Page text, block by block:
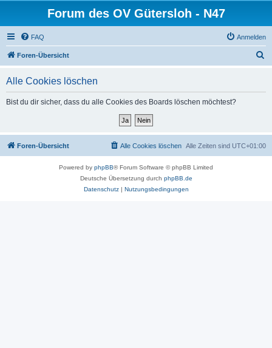
Forum des OV Gütersloh - N47
FAQ Anmelden
Foren-Übersicht
Alle Cookies löschen
Bist du dir sicher, dass du alle Cookies des Boards löschen möchtest?
Foren-Übersicht Alle Zeiten sind UTC+01:00
Alle Cookies löschen
Powered by phpBB® Forum Software © phpBB Limited
Deutsche Übersetzung durch phpBB.de
Datenschutz| Nutzungsbedingungen